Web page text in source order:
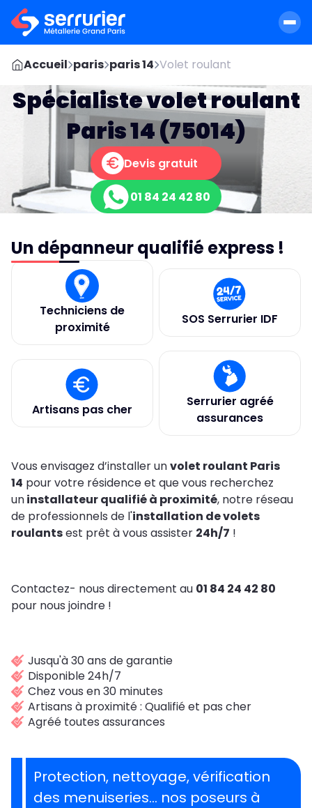
Accueil paris paris 14 Volet roulant
Spécialiste volet roulant
Paris 14 (75014)
Devis gratuit
01 84 24 42 80
Un dépanneur qualifié express !
Techniciens de
proximité
SOS Serrurier IDF
Artisans pas cher
Serrurier agréé
assurances
Vous envisagez d’installer unvolet roulant Paris
14 pour votre résidence et que vous recherchez
uninstallateur qualifié à proximité, notre réseau
de professionnels de l'installation de volets
roulantsest prêt à vous assister 24h/7 !
Contactez- nous directement au 01 84 24 42 80
pour nous joindre !
Jusqu'à 30 ans de garantie
Disponible 24h/7
Chez vous en 30 minutes
Artisans à proximité : Qualifié et pas cher
Agréé toutes assurances
Protection, nettoyage, vérification
des menuiseries… nos poseurs à